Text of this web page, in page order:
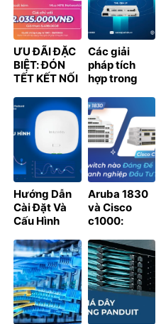
ƯU ĐÃI ĐẶC
BIỆT: ĐÓN
TẾT KẾT NỐI
WIFI MỚI
Các giải
pháp tích
hợp trong
từ ELTEX
Hướng Dẫn
Cài Đặt Và
Cấu Hình
Aruba 1830
và Cisco
c1000:
đáng để
doanh
nghiệp đầu
tư?